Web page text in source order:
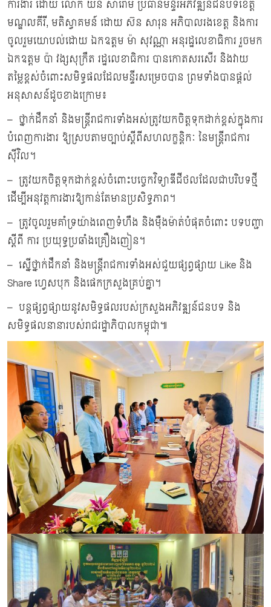
ការងារ ដោយ លោក យន់ សារោម ប្រធានមន្ទីរអភិវឌ្ឍន៍ជនបទខេត្ត
មណ្ឌលគីរី, មតិស្វាគមន៍ ដោយ ស៊ន សារុន អភិបាលរងខេត្ត និងការ
ចូលរួមយោបល់ដោយ ឯកឧត្តម ម៉ា សុវណ្ណា អនុរដ្ឋលេខាធិការ រួចមក
ឯកឧត្តម ប៉ា វង្សសុក្រឹត រដ្ឋលេខាធិការ បានកោតសរសើរ និងវាយ
តម្លៃខ្ពស់ចំពោះសមិទ្ធផលដែលមន្ទីរសម្រេចបាន ព្រមទាំងបានផ្តល់
អនុសាសន៍ដូចខាងក្រោម៖
– ថ្នាក់ដឹកនាំ និងមន្រ្តីរាជការទាំងអស់ត្រូវយកចិត្តទុកដាក់ខ្ពស់ក្នុងការ
បំពេញការងារ ឱ្យស្របតាមច្បាប់ស្តីពីសហលក្ខន្តិកៈ នៃមន្ត្រីរាជការ
ស៊ីវិល។
– ត្រូវយកចិត្តទុកដាក់ខ្ពស់ចំពោះបច្ចេកវិទ្យាឌីជីថលដែលជាបរិបទថ្មី
ដើម្បីអនុវត្តការងារឱ្យកាន់តែមានប្រសិទ្ធភាព។
– ត្រូវចូលរួមគាំទ្រយ៉ាងពេញទំហឹង និងម៉ឺងម៉ាត់បំផុតចំពោះ បទបញ្ជា
ស្ដីពី ការ ប្រយុទ្ធប្រឆាំងគ្រឿងញៀន។
– ស្នើថ្នាក់ដឹកនាំ និងមន្ត្រីរាជការទាំងអស់ជួយផ្សព្វផ្សាយ Like និង
Share ហ្វេសបុក និងផេកក្រសួងគ្រប់គ្នា។
– បន្ដផ្សព្វផ្សាយនូវសមិទ្ធផលរបស់ក្រសួងអភិវឌ្ឍន៍ជនបទ និង
សមិទ្ធផលនានារបស់រាជរដ្ឋាភិបាលកម្ពុជា៕